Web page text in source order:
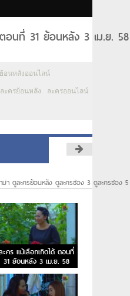
อนที่ 31 ย้อนหลัง 3 เม.ย.
อนหลังออนไลน์
ละครย้อนหลัง ละครออนไลน์
ม่า ดูละครย้อนหลัง ดูละครช่อง 3 ดูละครช่อง
ะคร แม้เลือกเกิดได้ ตอนที่
31 ย้อนหลัง 3 เม.ย. 58